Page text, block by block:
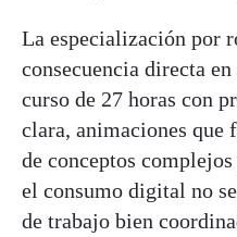
La especialización por
consecuencia directa
curso de 27 horas con
clara, animaciones
de conceptos
el consumo digital no
de trabajo bien